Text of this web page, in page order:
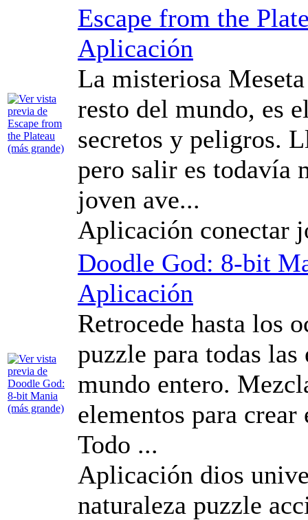
Escape from the
Aplicación
La misteriosa
resto del mundo, es
secretos y peligros.
pero salir es todavía
joven ave...
Aplicación conectar
Doodle God: 8-bit
Aplicación
Retrocede hasta los
puzzle para todas las
mundo entero.
elementos para
Todo ...
Aplicación dios
naturaleza puzzle